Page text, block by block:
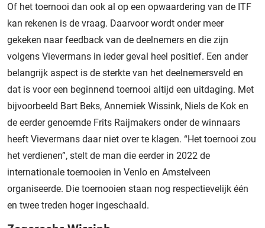
Of het toernooi dan ook al op een opwaardering van de ITF
kan rekenen is de vraag. Daarvoor wordt onder meer
gekeken naar feedback van de deelnemers en die zijn
volgens Vievermans in ieder geval heel positief. Een ander
belangrijk aspect is de sterkte van het deelnemersveld en
dat is voor een beginnend toernooi altijd een uitdaging. Met
bijvoorbeeld Bart Beks, Annemiek Wissink, Niels de Kok en
de eerder genoemde Frits Raijmakers onder de winnaars
heeft Vievermans daar niet over te klagen. “Het toernooi zou
het verdienen”, stelt de man die eerder in 2022 de
internationale toernooien in Venlo en Amstelveen
organiseerde. Die toernooien staan nog respectievelijk één
en twee treden hoger ingeschaald.